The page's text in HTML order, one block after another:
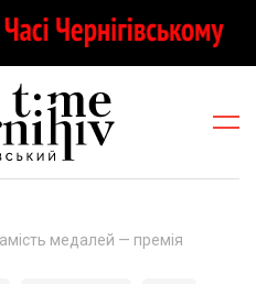
медалей — премія